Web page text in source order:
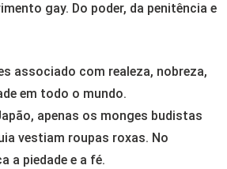
gay. Do poder, da penitência e
associado com realeza, nobreza,
em todo o mundo.
apenas os monges budistas
vestiam roupas roxas. No
a piedade e a fé.